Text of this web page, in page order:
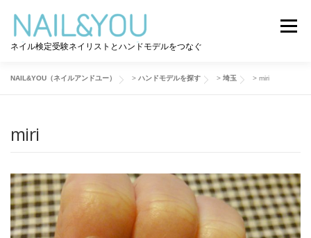
ネイル検定受験ネイリストとハンドモデルをつなぐ
メニュー
ハンドモデルを探す
お問い合わせ
NAIL&YOU（ネイルアンドユー） > ハンドモデルを探す > 埼玉 > miri
miri